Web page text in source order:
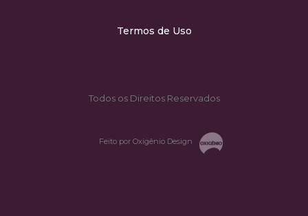
Termos de Uso
Todos os Direitos Reservados
Feito por Oxigênio Design